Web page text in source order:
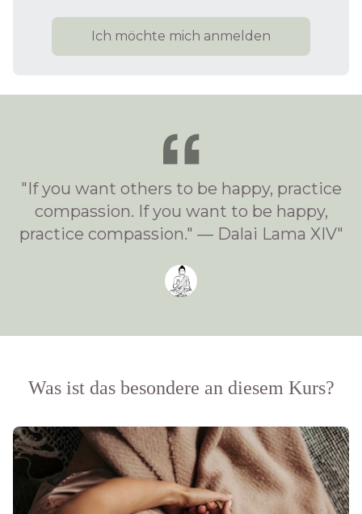
Ich möchte mich anmelden
"If you want others to be happy, practice
compassion. If you want to be happy,
practice compassion." — Dalai Lama XIV"
Was ist das besondere an diesem Kurs?